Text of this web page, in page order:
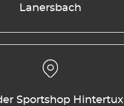
Lanersbach
Sportshop Hintertux